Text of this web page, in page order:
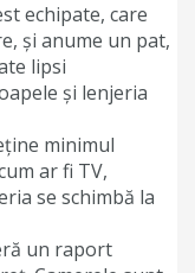
echipate, care
și anume un pat,
lipsi
și lenjeria
minimul
ar fi TV,
se schimbă la
un raport